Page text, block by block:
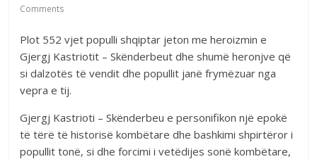
Comments
Plot 552 vjet populli shqiptar jeton me heroizmin e
Gjergj Kastriotit – Skënderbeut dhe shumë heronjve që
si dalzotës të vendit dhe popullit janë frymëzuar nga
vepra e tij.
Gjergj Kastrioti – Skënderbeu e personifikon një epokë
të tërë të historisë kombëtare dhe bashkimi shpirtëror i
popullit tonë, si dhe forcimi i vetëdijes sonë kombëtare,